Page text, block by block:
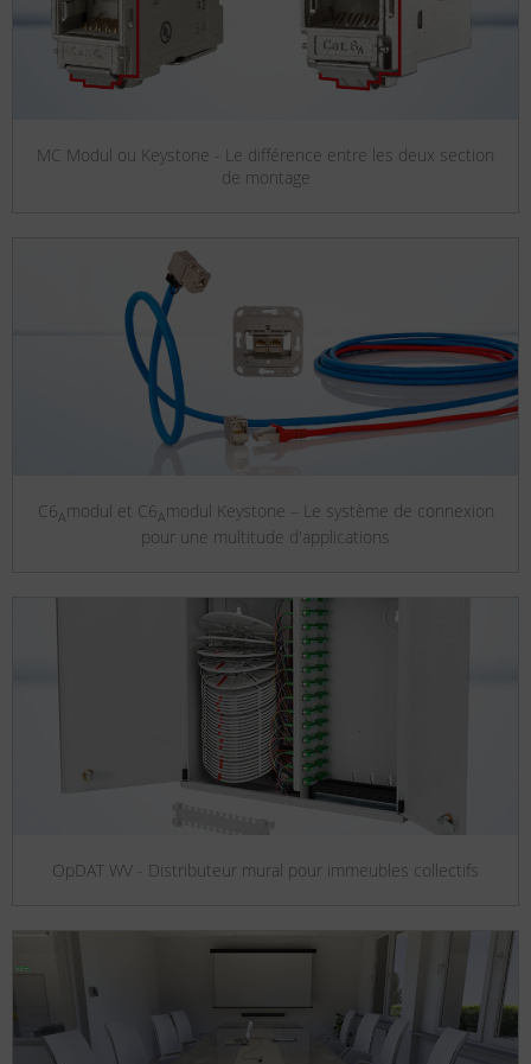
MC Modul ou Keystone - Le différence entre les deux section
de montage
C6Amodul et C6Amodul Keystone – Le système de connexion
pour une multitude d'applications
OpDAT WV - Distributeur mural pour immeubles collectifs